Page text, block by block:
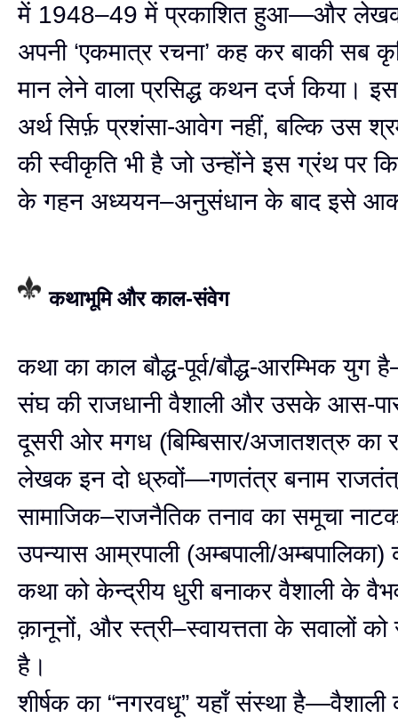
में 1948–49 में प्रकाशित हुआ—और
अपनी ‘एकमात्र रचना’ कह कर बाकी सब
मान लेने वाला प्रसिद्ध कथन दर्ज किया।
अर्थ सिर्फ़ प्रशंसा-आवेग नहीं, बल्कि उस
की स्वीकृति भी है जो उन्होंने इस ग्रंथ पर
के गहन अध्ययन–अनुसंधान के बाद इसे
कथाभूमि और काल-संवेग
कथा का काल बौद्ध-पूर्व/बौद्ध-आरम्भिक युग
संघ की राजधानी वैशाली और उसके आस-
दूसरी ओर मगध (बिम्बिसार/अजातशत्रु का
लेखक इन दो ध्रुवों—गणतंत्र बनाम
सामाजिक–राजनैतिक तनाव का समूचा
उपन्यास आम्रपाली (अम्बपाली/अम्बपालिका)
कथा को केन्द्रीय धुरी बनाकर वैशाली के
क़ानूनों, और स्त्री–स्वायत्तता के सवालों
है।
शीर्षक का “नगरवधू” यहाँ संस्था